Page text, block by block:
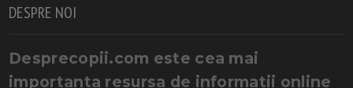
DESPRE NOI
Desprecopii.com este cea mai
importanta resursa de informatii online